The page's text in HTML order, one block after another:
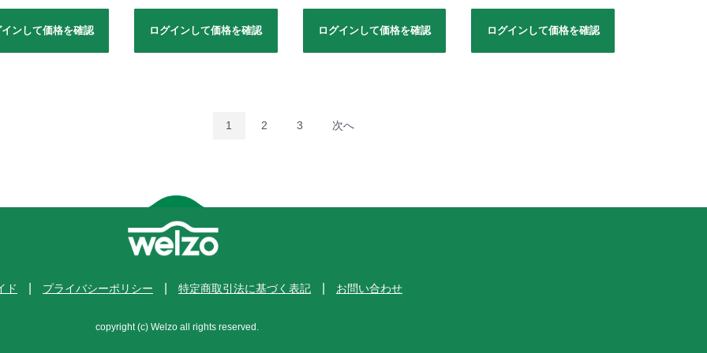
インして価格を確認 ログインして価格を確認 ログインして価格を確認 ログインして価格を確認
1 2 3 次へ
ド プライバシーポリシー 特定商取引法に基づく表記 お問い合わせ
copyright (c) Welzo all rights reserved.